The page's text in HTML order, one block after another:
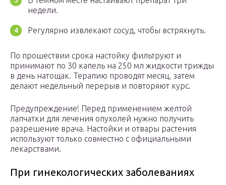
недели.
Регулярно извлекают сосуд, чтобы встряхнуть.
По прошествии срока настойку фильтруют и
принимают по 30 капель на 250 мл жидкости трижды
в день натощак. Терапию проводят месяц, затем
делают недельный перерыв и повторяют курс.
Предупреждение! Перед применением желтой
лапчатки для лечения опухолей нужно получить
разрешение врача. Настойки и отвары растения
используют только совместно с официальными
лекарствами.
При гинекологических заболеваниях